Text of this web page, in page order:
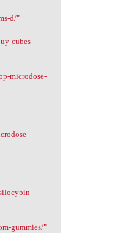
d/"
cubes-
microdose-
gummies/"